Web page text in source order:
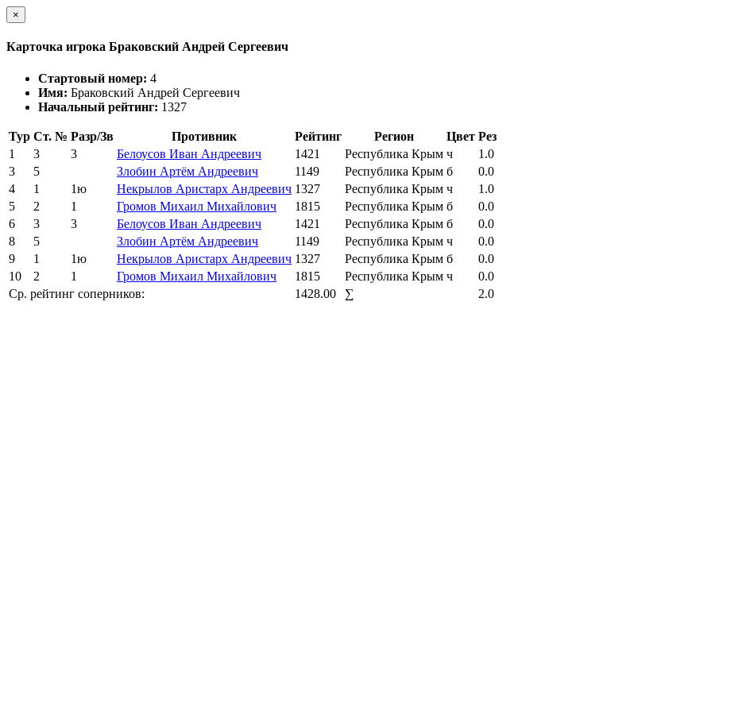
×
Карточка игрока Браковский Андрей Сергеевич
Стартовый номер: 4
Имя: Браковский Андрей Сергеевич
Начальный рейтинг: 1327
Тур Ст. № Разр/Зв Противник Рейтинг Регион Цвет Рез
1
3 3 Белоусов Иван Андреевич 1421 Республика Крым ч
1.0
3
5 Злобин Артём Андреевич 1149 Республика Крым б
0.0
4
1 1ю Некрылов Аристарх Андреевич 1327 Республика Крым ч
1.0
5
2 1 Громов Михаил Михайлович 1815 Республика Крым б
0.0
6
3 3 Белоусов Иван Андреевич 1421 Республика Крым б
0.0
8
5 Злобин Артём Андреевич 1149 Республика Крым ч
0.0
9
1 1ю Некрылов Аристарх Андреевич 1327 Республика Крым б
0.0
10
2 1 Громов Михаил Михайлович 1815 Республика Крым ч
0.0
Ср. рейтинг соперников:
1428.00 ∑ 2.0